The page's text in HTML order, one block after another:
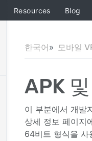
Resources Blog
한국어 모바일
APK
이 부분에서 개발
상세 정보 페이지
64비트 형식을 사